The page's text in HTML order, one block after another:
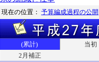
現在の位置： 予算編成過程の公開
(累計) 当初
2月補正